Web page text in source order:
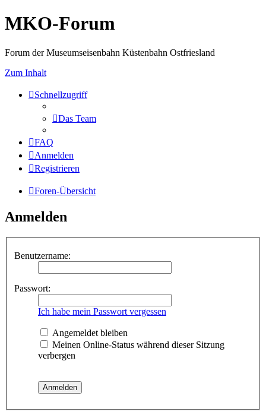
MKO-Forum
Forum der Museumseisenbahn Küstenbahn Ostfriesland
Zum Inhalt
Schnellzugriff
Das Team
FAQ
Anmelden
Registrieren
Foren-Übersicht
Anmelden
Benutzername:
Passwort:
Ich habe mein Passwort vergessen
Angemeldet bleiben
Meinen Online-Status während dieser Sitzung
verbergen